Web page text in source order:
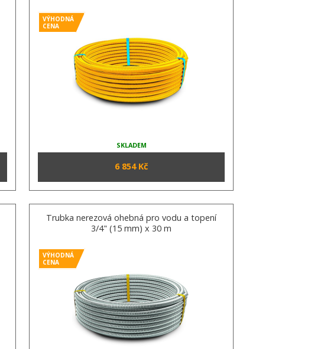
VÝHODNÁ
CENA
SKLADEM
6 854 Kč
Trubka nerezová ohebná pro vodu a topení
3/4" (15 mm) x 30 m
VÝHODNÁ
CENA